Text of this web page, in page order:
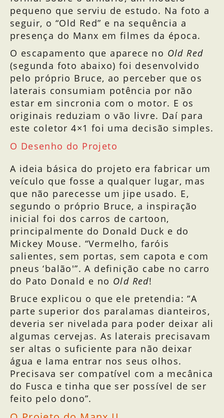
pequeno que serviu de estudo. Na foto a
seguir, o “Old Red” e na sequência a
presença do Manx em filmes da época.
O escapamento que aparece no Old Red
(segunda foto abaixo) foi desenvolvido
pelo próprio Bruce, ao perceber que os
laterais consumiam potência por não
estar em sincronia com o motor. E os
originais reduziam o vão livre. Daí para
este coletor 4×1 foi uma decisão simples.
Bruce e seu original Manx I
Meyers Manx com sinaleira de Fusca
Manx Buggy motor Corvair. The
Thomas Crown Affair, 1968
Elvis Presley e um buggy Manx no
filme Live a Little Love a Little
O Desenho do Projeto
A ideia básica do projeto era fabricar um
veículo que fosse a qualquer lugar, mas
que não parecesse um jipe usado. E,
segundo o próprio Bruce, a inspiração
inicial foi dos carros de cartoon,
principalmente do Donald Duck e do
Mickey Mouse. “Vermelho, faróis
salientes, sem portas, sem capota e com
pneus ‘balão'”. A definição cabe no carro
do Pato Donald e no Old Red!
Bruce explicou o que ele pretendia: “A
parte superior dos paralamas dianteiros,
deveria ser nivelada para poder deixar ali
algumas cervejas. As laterais precisavam
ser altas o suficiente para não deixar
água e lama entrar nos seus olhos.
Precisava ser compatível com a mecânica
do Fusca e tinha que ser possível de ser
feito pelo dono”.